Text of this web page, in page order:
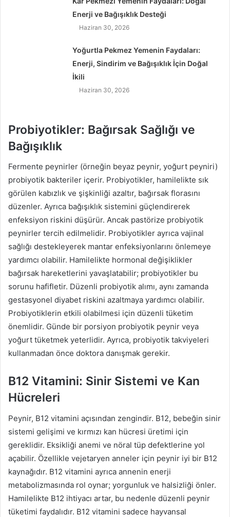
Enerji ve Bağışıklık Desteği
Haziran 30, 2026
Yoğurtla Pekmez Yemenin Faydaları:
Enerji, Sindirim ve Bağışıklık İçin Doğal
İkili
Haziran 30, 2026
Probiyotikler: Bağırsak Sağlığı ve
Bağışıklık
Fermente peynirler (örneğin beyaz peynir, yoğurt peyniri)
probiyotik bakteriler içerir. Probiyotikler, hamilelikte sık
görülen kabızlık ve şişkinliği azaltır, bağırsak florasını
düzenler. Ayrıca bağışıklık sistemini güçlendirerek
enfeksiyon riskini düşürür. Ancak pastörize probiyotik
peynirler tercih edilmelidir. Probiyotikler ayrıca vajinal
sağlığı destekleyerek mantar enfeksiyonlarını önlemeye
yardımcı olabilir. Hamilelikte hormonal değişiklikler
bağırsak hareketlerini yavaşlatabilir; probiyotikler bu
sorunu hafifletir. Düzenli probiyotik alımı, aynı zamanda
gestasyonel diyabet riskini azaltmaya yardımcı olabilir.
Probiyotiklerin etkili olabilmesi için düzenli tüketim
önemlidir. Günde bir porsiyon probiyotik peynir veya
yoğurt tüketmek yeterlidir. Ayrıca, probiyotik takviyeleri
kullanmadan önce doktora danışmak gerekir.
B12 Vitamini: Sinir Sistemi ve Kan
Hücreleri
Peynir, B12 vitamini açısından zengindir. B12, bebeğin sinir
sistemi gelişimi ve kırmızı kan hücresi üretimi için
gereklidir. Eksikliği anemi ve nöral tüp defektlerine yol
açabilir. Özellikle vejetaryen anneler için peynir iyi bir B12
kaynağıdır. B12 vitamini ayrıca annenin enerji
metabolizmasında rol oynar; yorgunluk ve halsizliği önler.
Hamilelikte B12 ihtiyacı artar, bu nedenle düzenli peynir
tüketimi faydalıdır. B12 vitamini sadece hayvansal